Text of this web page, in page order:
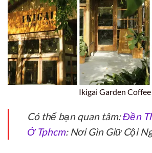
Ikigai Garden Coffee
Có thể bạn quan tâm:Đền
Ở Tphcm: Nơi Gìn Giữ Cội